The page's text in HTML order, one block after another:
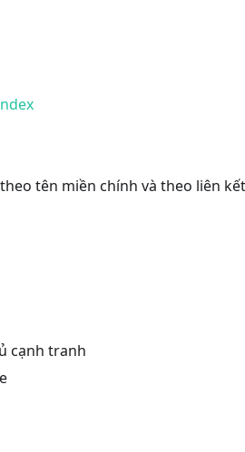
tên miền chính và theo liên
cạnh tranh